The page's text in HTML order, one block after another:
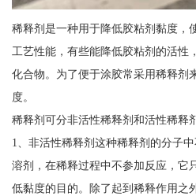
稀释剂是一种用于降低胶粘剂黏度，
工艺性能，有些能降低胶粘剂的活性
化合物。为了便于涂胶常采用稀释剂
度。
稀释剂可分非活性稀释剂和活性稀释
1、非活性稀释剂这种稀释剂的分子
溶剂，在稀释过程中不参加反应，它
低黏度的目的。除了起到稀释作用之